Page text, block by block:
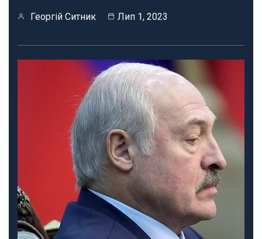
Георгій Ситник Лип 1, 2023